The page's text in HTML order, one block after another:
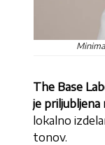
The Base
je priljubljena
lokalno
tonov.